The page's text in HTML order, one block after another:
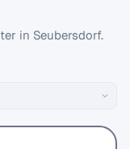
in Seubersdorf.